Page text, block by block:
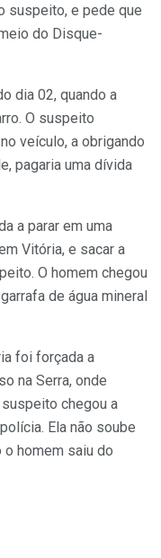
suspeito, e pede que
do Disque-
dia 02, quando a
O suspeito
veículo, a obrigando
pagaria uma dívida
a parar em uma
Vitória, e sacar a
O homem chegou
de água mineral
foi forçada a
na Serra, onde
chegou a
Ela não soube
homem saiu do